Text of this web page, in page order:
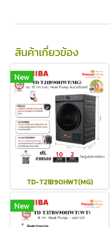
สินค้าเกี่ยวข้อง
New
TD-T21B90HWT(MG)
New